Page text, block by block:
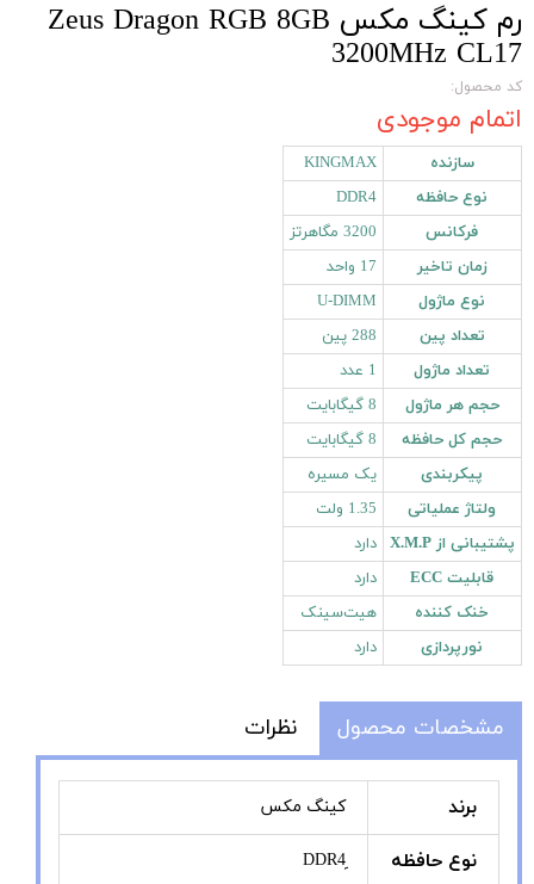
رم کینگ مکس Zeus Dragon RGB 8GB
3200MHz CL17
کد محصول:
اتمام موجودی
سازنده
KINGMAX
نوع حافظه
DDR4
فرکانس
3200 مگاهرتز
زمان تاخیر
17 واحد
نوع ماژول
U-DIMM
تعداد پین
288 پین
تعداد ماژول
1 عدد
حجم هر ماژول
8 گیگابایت
حجم کل حافظه
8 گیگابایت
پیکربندی
یک مسیره
ولتاژ عملیاتی
1.35 ولت
پشتیبانی از X.M.P
دارد
قابلیت ECC
دارد
خنک کننده
هیت‌سینک
نورپردازی
دارد
مشخصات محصول نظرات
برند کینگ مکس
نوع حافظه